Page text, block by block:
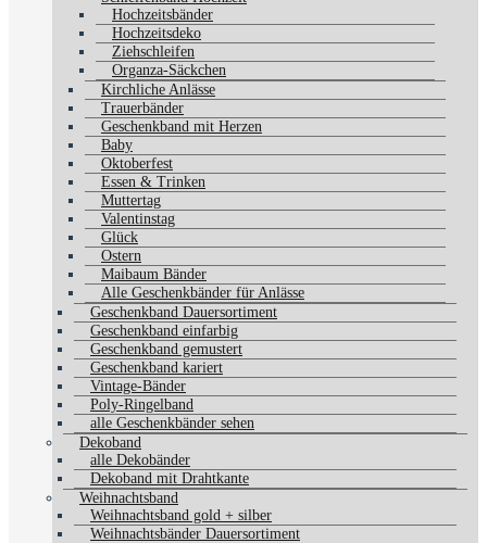
Hochzeitsbänder
Hochzeitsdeko
Ziehschleifen
Organza-Säckchen
Kirchliche Anlässe
Trauerbänder
Geschenkband mit Herzen
Baby
Oktoberfest
Essen & Trinken
Muttertag
Valentinstag
Glück
Ostern
Maibaum Bänder
Alle Geschenkbänder für Anlässe
Geschenkband Dauersortiment
Geschenkband einfarbig
Geschenkband gemustert
Geschenkband kariert
Vintage-Bänder
Poly-Ringelband
alle Geschenkbänder sehen
Dekoband
alle Dekobänder
Dekoband mit Drahtkante
Weihnachtsband
Weihnachtsband gold + silber
Weihnachtsbänder Dauersortiment